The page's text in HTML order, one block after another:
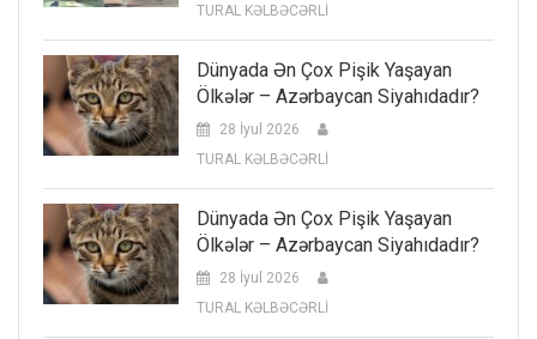
TURAL KƏLBƏCƏRLİ
Dünyada Ən Çox Pişik Yaşayan
Ölkələr – Azərbaycan Siyahıdadır?
28 İyul 2026
TURAL KƏLBƏCƏRLİ
Dünyada Ən Çox Pişik Yaşayan
Ölkələr – Azərbaycan Siyahıdadır?
28 İyul 2026
TURAL KƏLBƏCƏRLİ